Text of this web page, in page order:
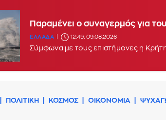
Παραμένει ο συναγερμός για
ΕΛΛΑΔΑ 12:49, 09.08.2026
Σύμφωνα με τους επιστήμονες η Κρήτη
ΠΟΛΙΤΙΚΗ ΚΟΣΜΟΣ ΟΙΚΟΝΟΜΙΑ